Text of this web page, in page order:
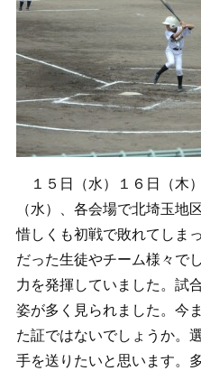
１５日（水）１６日（木
（水）、各会場で北埼玉地
惜しくも初戦で敗れてしま
だった生徒やチーム様々で
力を発揮していました。試
姿が多く見られました。今
た証ではないでしょうか。
手を送りたいと思います。